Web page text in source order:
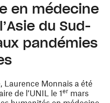
en médecine
du Sud-
pandémies
Laurence Monnais a été
de l’UNIL le 1er mars